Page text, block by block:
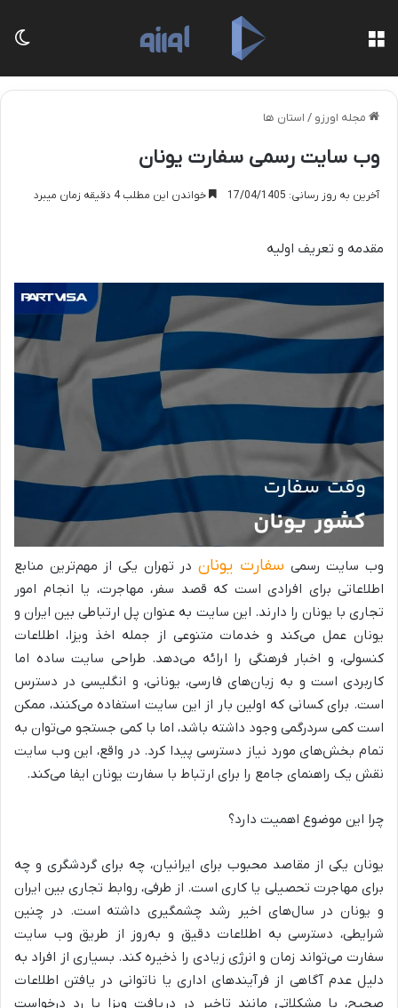
مجله اورزو / استان ها
وب سایت رسمی سفارت یونان
آخرین به روز رسانی: 17/04/1405 خواندن این مطلب 4 دقیقه زمان میبرد
مقدمه و تعریف اولیه
وب سایت رسمی سفارت یوناندر تهران یکی از مهم‌ترین منابع
اطلاعاتی برای افرادی است که قصد سفر، مهاجرت، یا انجام امور
تجاری با یونان را دارند. این سایت به عنوان پل ارتباطی بین ایران و
یونان عمل می‌کند و خدمات متنوعی از جمله اخذ ویزا، اطلاعات
کنسولی، و اخبار فرهنگی را ارائه می‌دهد. طراحی سایت ساده اما
کاربردی است و به زبان‌های فارسی، یونانی، و انگلیسی در دسترس
است. برای کسانی که اولین بار از این سایت استفاده می‌کنند، ممکن
است کمی سردرگمی وجود داشته باشد، اما با کمی جستجو می‌توان به
تمام بخش‌های مورد نیاز دسترسی پیدا کرد. در واقع، این وب سایت
نقش یک راهنمای جامع را برای ارتباط با سفارت یونان ایفا می‌کند.
چرا این موضوع اهمیت دارد؟
یونان یکی از مقاصد محبوب برای ایرانیان، چه برای گردشگری و چه
برای مهاجرت تحصیلی یا کاری است. از طرفی، روابط تجاری بین ایران
و یونان در سال‌های اخیر رشد چشمگیری داشته است. در چنین
شرایطی، دسترسی به اطلاعات دقیق و به‌روز از طریق وب سایت
سفارت می‌تواند زمان و انرژی زیادی را ذخیره کند. بسیاری از افراد به
دلیل عدم آگاهی از فرآیندهای اداری یا ناتوانی در یافتن اطلاعات
صحیح، با مشکلاتی مانند تاخیر در دریافت ویزا یا رد درخواست